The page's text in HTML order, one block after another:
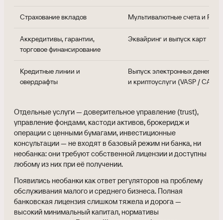
Страхование вкладов Мультивалютные счета и FX-
Аккредитивы, гарантии,
торговое финансирование
Эквайринг и выпуск карт
Кредитные линии и
овердрафты
Выпуск электронных денег
и криптоуслуги (VASP / CASP
Отдельные услуги — доверительное управление (trust),
управление фондами, кастоди активов, брокеридж и
операции с ценными бумагами, инвестиционные
консультации — не входят в базовый режим ни банка, ни
необанка: они требуют собственной лицензии и доступны
любому из них при её получении.
Появились необанки как ответ регуляторов на проблему
обслуживания малого и среднего бизнеса. Полная
банковская лицензия слишком тяжела и дорога —
высокий минимальный капитал, нормативы